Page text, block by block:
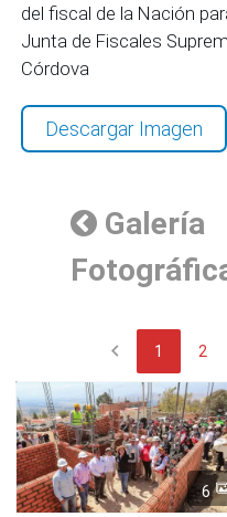
del fiscal de la Nación
Junta de Fiscales
Córdova
Descargar Imagen
Galería
chevron_left 1 2
6